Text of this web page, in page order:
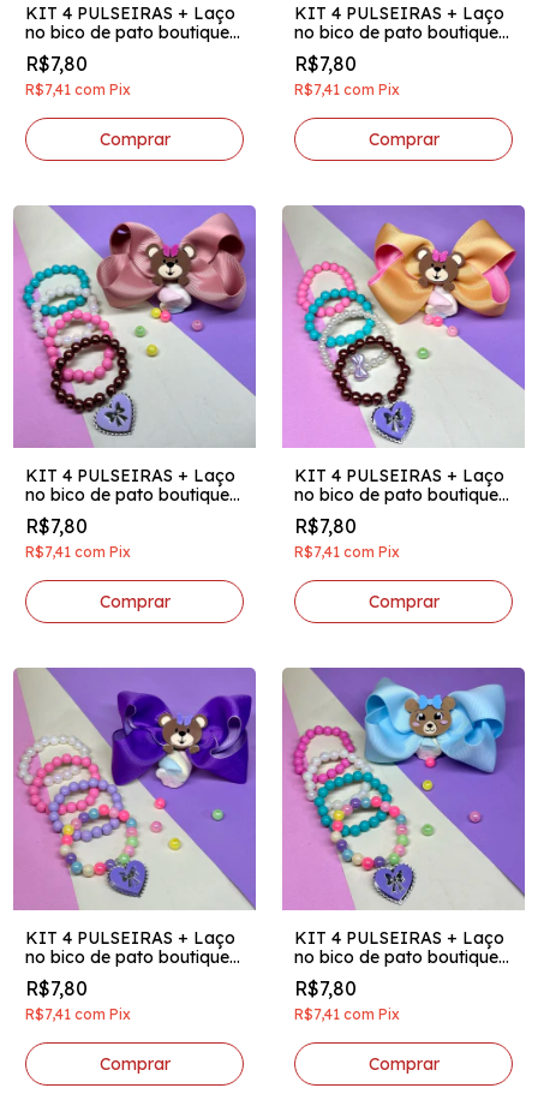
KIT 4 PULSEIRAS + Laço
no bico de pato boutique
invertido aplique acrilico
ursinho pink
R$7,80
R$7,41 com Pix
KIT 4 PULSEIRAS + Laço
no bico de pato boutique
invertido aplique acrilico
ursinho vermelho
R$7,80
R$7,41 com Pix
KIT 4 PULSEIRAS + Laço
no bico de pato boutique
invertido aplique acrilico
ursinho rose
R$7,80
R$7,41 com Pix
KIT 4 PULSEIRAS + Laço
no bico de pato boutique
invertido aplique acrilico
ursinho dourado
R$7,80
R$7,41 com Pix
KIT 4 PULSEIRAS + Laço
no bico de pato boutique
invertido aplique acrilico
ursinho roxo
R$7,80
R$7,41 com Pix
KIT 4 PULSEIRAS + Laço
no bico de pato boutique
invertido aplique acrilico
ursinho azul bebê
R$7,80
R$7,41 com Pix